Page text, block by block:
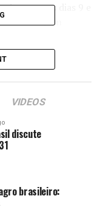
entre os dias 9 e
KINTEX, em
pelo
em parceria
(MRE).
a feira reuniu
e
e bebidas de
empresas
organização
VIDEOS
discute
brasileiro: